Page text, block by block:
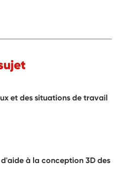
et des situations de travail
à la conception 3D des